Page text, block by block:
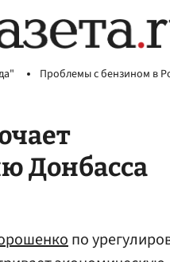
Проблемы с бензином в
Донбасса
по